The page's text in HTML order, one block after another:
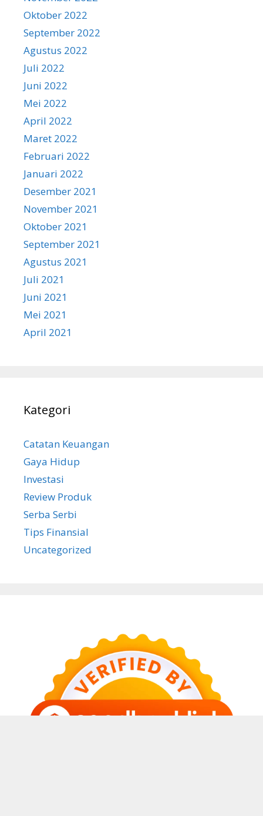
Oktober 2022
September 2022
Agustus 2022
Juli 2022
Juni 2022
Mei 2022
April 2022
Maret 2022
Februari 2022
Januari 2022
Desember 2021
November 2021
Oktober 2021
September 2021
Agustus 2021
Juli 2021
Juni 2021
Mei 2021
April 2021
Kategori
Catatan Keuangan
Gaya Hidup
Investasi
Review Produk
Serba Serbi
Tips Finansial
Uncategorized